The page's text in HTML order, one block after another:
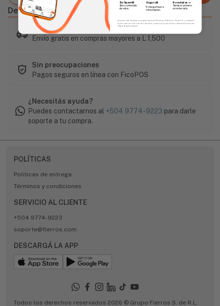
Descripción
Este artículo es popular
Envío gratis en compras mayores a L 1,500
Sin preocupaciones
Pagos seguros en línea con FicoPOS
¿Necesitás ayuda?
Puedes contactarnos al +504 9774-9223 para darle
soporte a tu compra.
POLÍTICAS
Políticas de entrega
Términos y condiciones
SERVICIO AL CLIENTE
+504 9774-9223
soporte@fierros.com
DESCARGÁ LA APP
Todos los derechos reservados 2026 © Grupo Fierros S. de R.L.
Sin Spam 🚫
Solo contenido
de valor.
Seguro 🔒
Protegemos tu
información.
Novedades 📣
Serás el primero
en enterarte.
Al enviar este formulario, aceptás nuestros Términos y Política de Privacidad, y consentís
recibir correos de Fierros con novedades, productos y eventos. Este consentimiento no es
obligatorio para comprar.